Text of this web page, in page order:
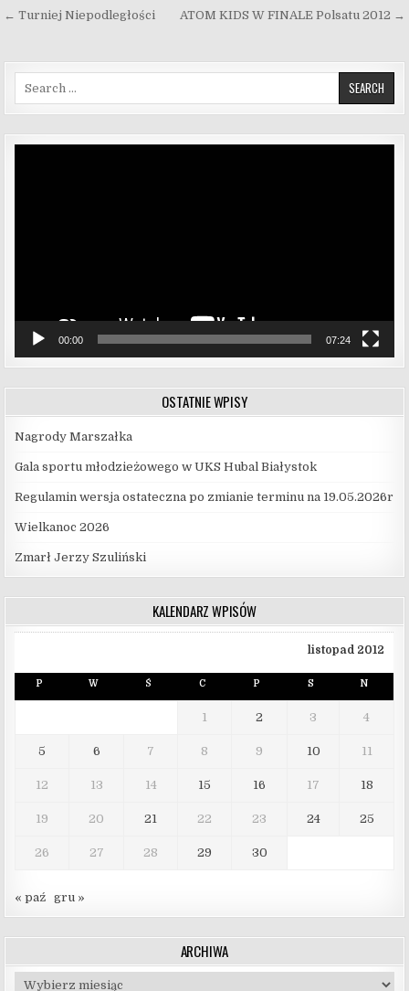
Nawigacja wpisuATOM KIDS W FINALE Polsatu 2012 →
← Turniej Niepodległości
Search for:
00:00 07:24
OSTATNIE WPISY
Nagrody Marszałka
Gala sportu młodzieżowego w UKS Hubal Białystok
Regulamin wersja ostateczna po zmianie terminu na 19.05.2026r
Wielkanoc 2026
Zmarł Jerzy Szuliński
KALENDARZ WPISÓW
listopad 2012
P W Ś C P S N
1 2 3 4
5 6 7 8 9 10 11
12 13 14 15 16 17 18
19 20 21 22 23 24 25
26 27 28 29 30
« paź gru »
ARCHIWA
Archiwa